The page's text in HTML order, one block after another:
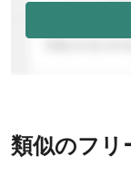
類似のフリ